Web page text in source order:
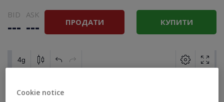
BID
---
ASK
--- ПРОДАТИ КУПИТИ
Cookie notice